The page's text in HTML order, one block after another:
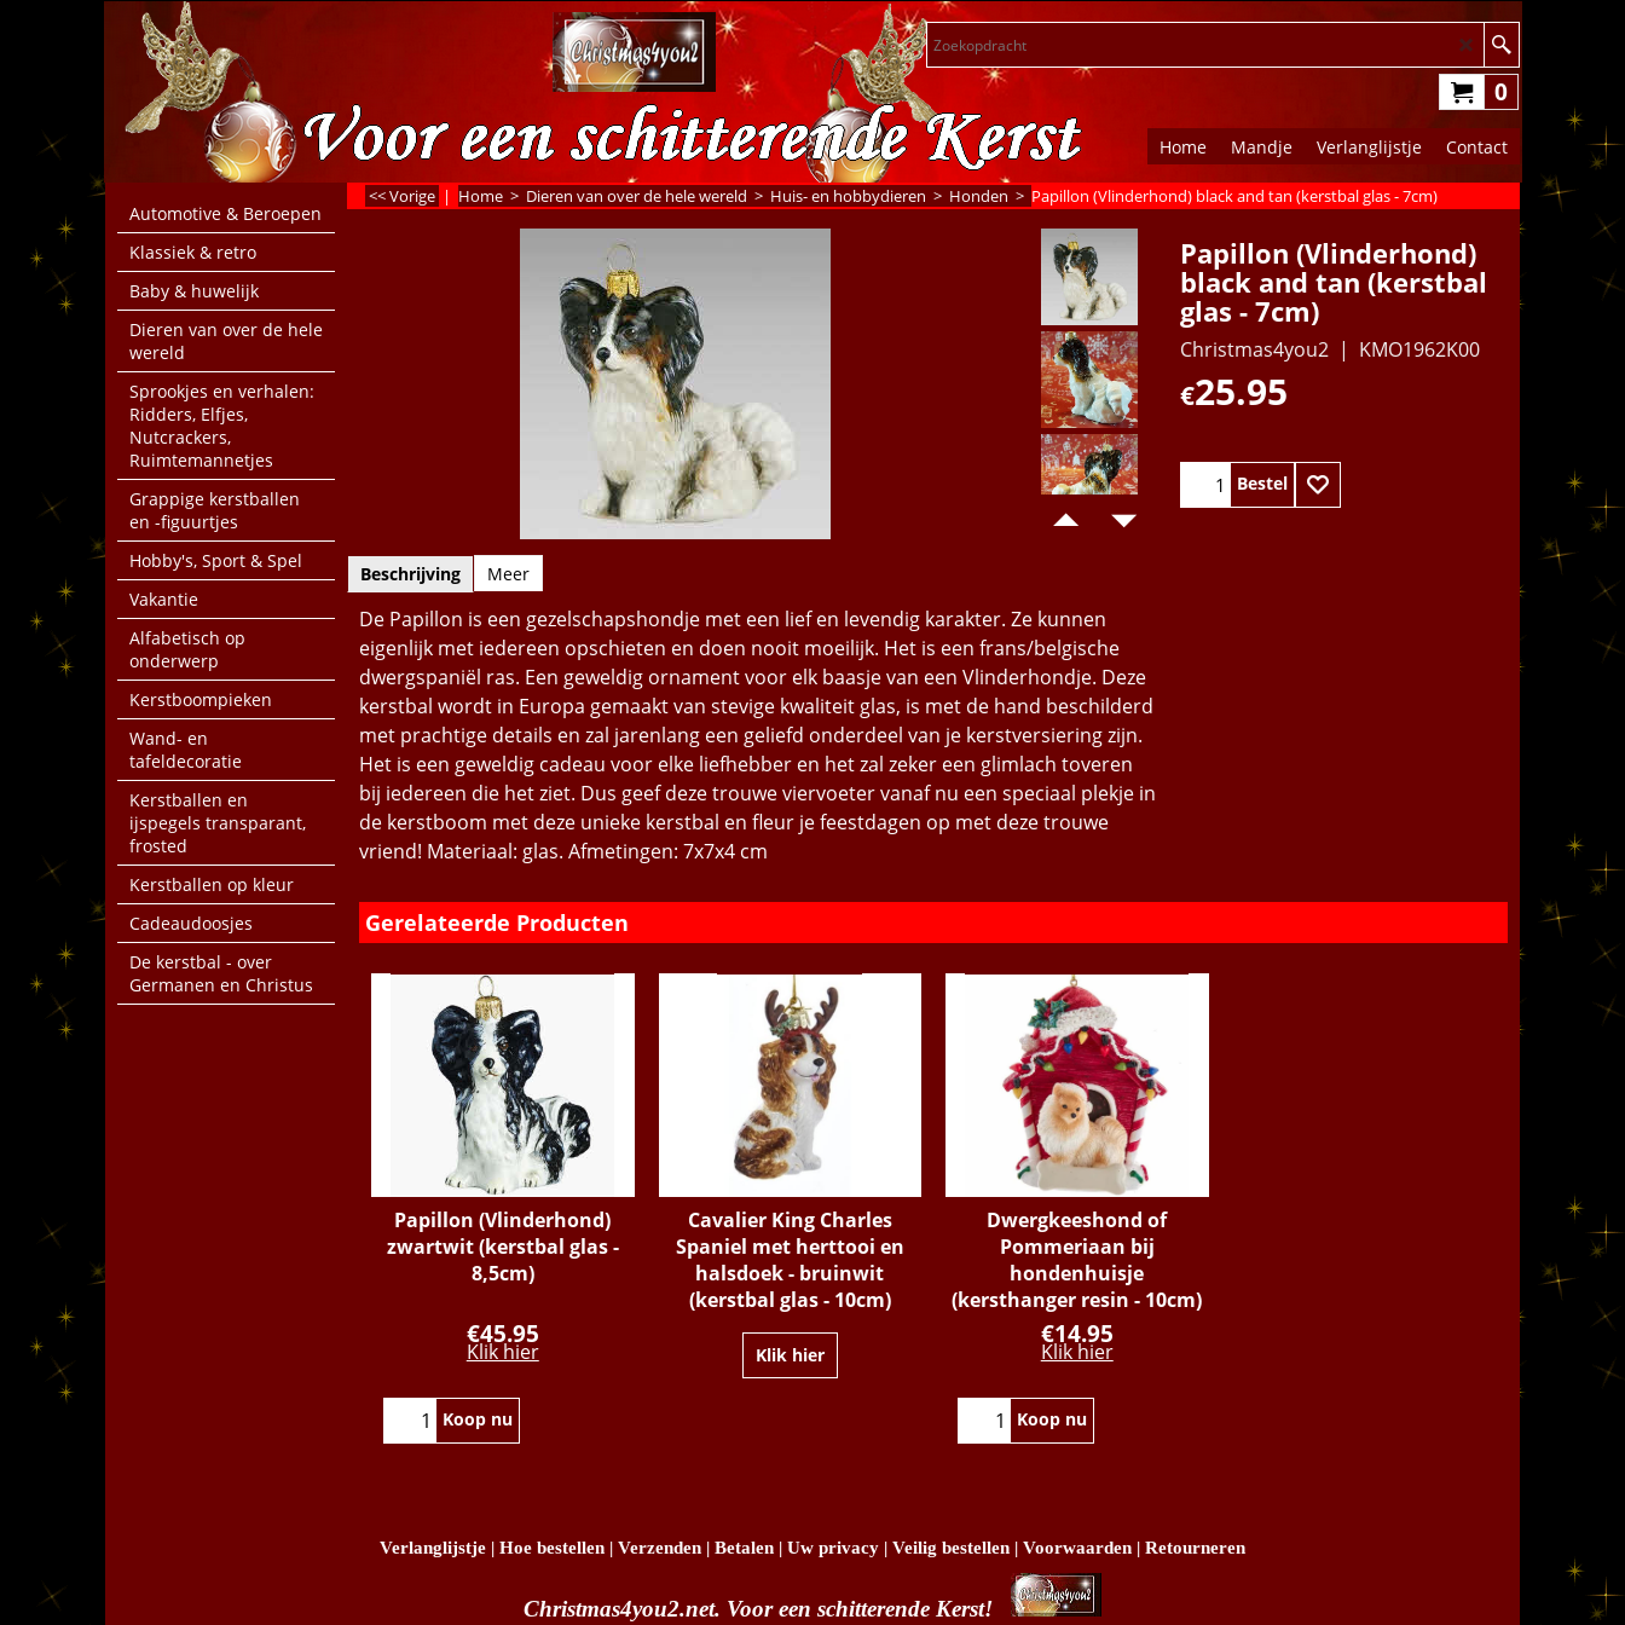
0
Home Mandje Verlanglijstje Contact
Automotive & Beroepen
Klassiek & retro
Baby & huwelijk
Dieren van over de hele
wereld
Sprookjes en verhalen:
Ridders, Elfjes,
Nutcrackers,
Ruimtemannetjes
Grappige kerstballen
en -figuurtjes
Hobby's, Sport & Spel
Vakantie
Alfabetisch op
onderwerp
Kerstboompieken
Wand- en
tafeldecoratie
Kerstballen en
ijspegels transparant,
frosted
Kerstballen op kleur
Cadeaudoosjes
De kerstbal - over
Germanen en Christus
<< Vorige | Home > Dieren van over de hele wereld > Huis- en hobbydieren > Honden > Papillon (Vlinderhond) black and tan (kerstbal glas - 7cm)
Papillon (Vlinderhond)
black and tan (kerstbal
glas - 7cm)
Christmas4you2 KMO1962K00
€25.95
Bestel
Beschrijving Meer
De Papillon is een gezelschapshondje met een lief en levendig karakter. Ze kunnen
eigenlijk met iedereen opschieten en doen nooit moeilijk. Het is een frans/belgische
dwergspaniël ras. Een geweldig ornament voor elk baasje van een Vlinderhondje. Deze
kerstbal wordt in Europa gemaakt van stevige kwaliteit glas, is met de hand beschilderd
met prachtige details en zal jarenlang een geliefd onderdeel van je kerstversiering zijn.
Het is een geweldig cadeau voor elke liefhebber en het zal zeker een glimlach toveren
bij iedereen die het ziet. Dus geef deze trouwe viervoeter vanaf nu een speciaal plekje in
de kerstboom met deze unieke kerstbal en fleur je feestdagen op met deze trouwe
vriend! Materiaal: glas. Afmetingen: 7x7x4 cm
Gerelateerde Producten
Papillon (Vlinderhond)
zwartwit (kerstbal glas -
8,5cm)
€45.95
Klik hier
Koop nu
Cavalier King Charles
Spaniel met herttooi en
halsdoek - bruinwit
(kerstbal glas - 10cm)
Klik hier
Dwergkeeshond of
Pommeriaan bij
hondenhuisje
(kersthanger resin - 10cm)
€14.95
Klik hier
Koop nu
Verlanglijstje | Hoe bestellen | Verzenden | Betalen | Uw privacy | Veilig bestellen | Voorwaarden | Retourneren
Christmas4you2.net. Voor een schitterende Kerst!